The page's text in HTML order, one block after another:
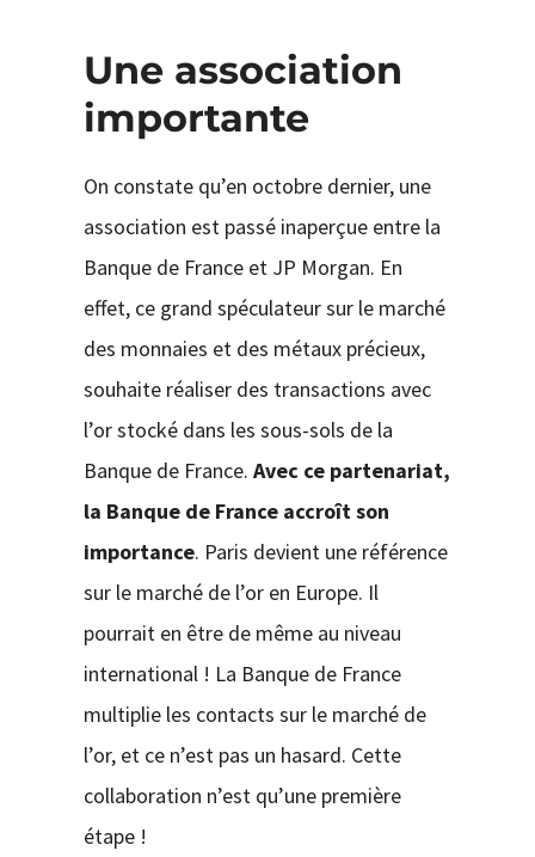
Une association
importante
On constate qu’en octobre dernier, une
association est passé inaperçue entre la
Banque de France et JP Morgan. En
effet, ce grand spéculateur sur le marché
des monnaies et des métaux précieux,
souhaite réaliser des transactions avec
l’or stocké dans les sous-sols de la
Banque de France. Avec ce partenariat,
la Banque de France accroît son
importance. Paris devient une référence
sur le marché de l’or en Europe. Il
pourrait en être de même au niveau
international ! La Banque de France
multiplie les contacts sur le marché de
l’or, et ce n’est pas un hasard. Cette
collaboration n’est qu’une première
étape !